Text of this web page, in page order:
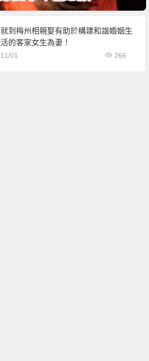
就到梅州相親娶有助於構建和諧婚姻生
活的客家女生為妻！
11/01 266